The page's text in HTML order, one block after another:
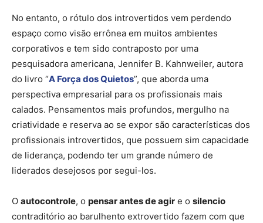
No entanto, o rótulo dos introvertidos vem perdendo
espaço como visão errônea em muitos ambientes
corporativos e tem sido contraposto por uma
pesquisadora americana, Jennifer B. Kahnweiler, autora
do livro “A Força dos Quietos”, que aborda uma
perspectiva empresarial para os profissionais mais
calados. Pensamentos mais profundos, mergulho na
criatividade e reserva ao se expor são características dos
profissionais introvertidos, que possuem sim capacidade
de liderança, podendo ter um grande número de
liderados desejosos por segui-los.
O autocontrole, o pensar antes de agir e o silencio
contraditório ao barulhento extrovertido fazem com que